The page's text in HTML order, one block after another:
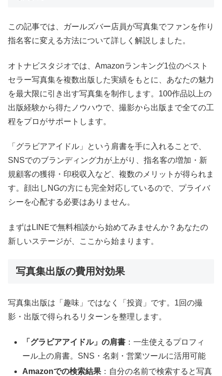
この記事では、ガールズバー店員が写真集でファンを作り
指名客に変える方法について詳しく解説しました。
オトナビスタジオでは、Amazonランキング1位のベスト
セラー写真集を複数出版した実績をもとに、あなたの魅力
を最大限に引き出す写真集を制作します。100作品以上の
出版経験から得たノウハウで、撮影から出版まで全ての工
程をプロがサポートします。
「グラビアアイドル」という肩書を手に入れることで、
SNSでのブランディング力が上がり、指名客の増加・新
規顧客の獲得・印税収入など、複数のメリットが得られま
す。顔出しNGの方にも完全対応しているので、プライバ
シーを心配する必要はありません。
まずはLINEで無料相談から始めてみませんか？あなたの
新しいステージが、ここから始まります。
写真集出版の費用対効果
写真集出版は「趣味」ではなく「投資」です。1回の撮
影・出版で得られるリターンを整理します。
「グラビアアイドル」の肩書 ：一生使えるプロフィ
ール上の肩書。SNS・名刺・営業ツールに活用可能
Amazonでの検索結果 ：自分の名前で検索すると写真